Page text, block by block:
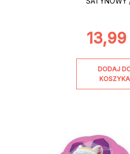
13,99
DODAJ
KOSZYKA